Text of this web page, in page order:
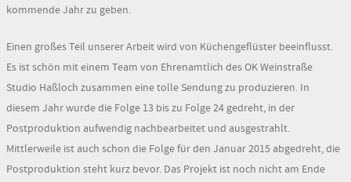
kommende Jahr zu geben.
Einen großes Teil unserer Arbeit wird von Küchengeflüster beeinflusst.
Es ist schön mit einem Team von Ehrenamtlich des OK Weinstraße
Studio Haßloch zusammen eine tolle Sendung zu produzieren. In
diesem Jahr wurde die Folge 13 bis zu Folge 24 gedreht, in der
Postproduktion aufwendig nachbearbeitet und ausgestrahlt.
Mittlerweile ist auch schon die Folge für den Januar 2015 abgedreht, die
Postproduktion steht kurz bevor. Das Projekt ist noch nicht am Ende